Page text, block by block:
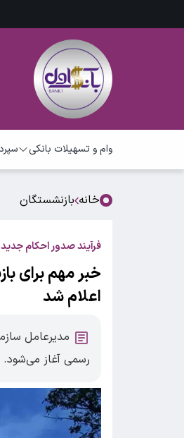
وام و تسهیلات بانکی
خانه بازنشستگان
فرآیند صدور احکام
خبر مهم برای
اعلام شد
مدیرعامل
رسمی آغاز می‌شود.